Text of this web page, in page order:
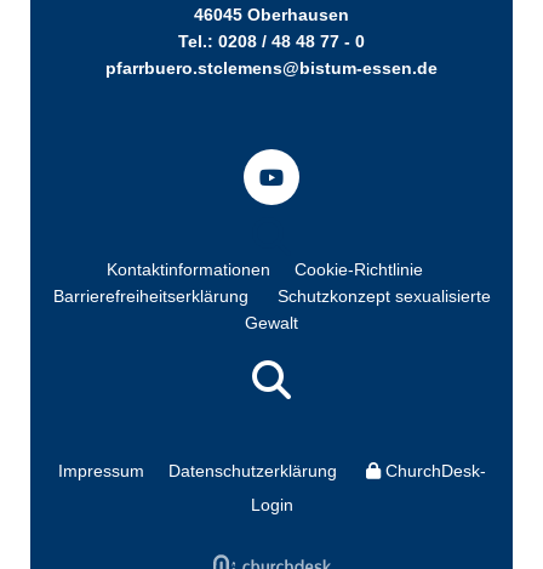
46045 Oberhausen
Tel.: 0208 / 48 48 77 - 0
pfarrbuero.stclemens@bistum-essen.de
Kontaktinformationen
Cookie-Richtlinie
Barrierefreiheitserklärung
Schutzkonzept sexualisierte
Gewalt
Impressum Datenschutzerklärung
ChurchDesk-
Login